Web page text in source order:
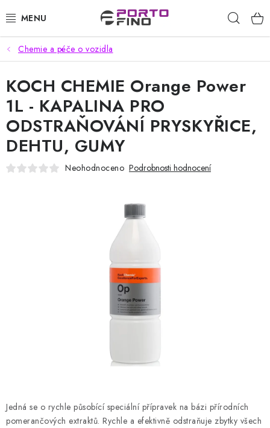
na
CHEMIE A PÉČE O VOZIDLA
PŘÍSLUŠENSTVÍ A ND K AUTOMYČKÁM
VYSOKOTLAKÉ A ČISTÍCÍ STROJE
VYSAVAČE, TEPOVAČE
DOMÁCNOST A ZAHRADA
CHEMIE - BEZKONTAKTNÍ MYČKY
HODNOCENÍ OBCHODU
O nás
Podmínky ochrany osobních údajů
Chemie a péče o vozidla
Jedná se o rychle působící speciální přípravek na bázi přírodních
pomerančových extraktů. Rychle a efektivně odstraňuje zbytky všech
KOCH CHEMIE Orange Power
1L - KAPALINA PRO
ODSTRAŇOVÁNÍ PRYSKYŘICE,
DEHTU, GUMY
Neohodnoceno Podrobnosti hodnocení